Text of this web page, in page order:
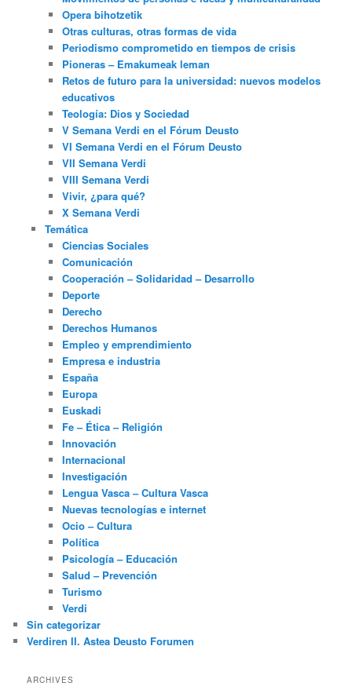
Opera bihotzetik
Otras culturas, otras formas de vida
Periodismo comprometido en tiempos de crisis
Pioneras – Emakumeak leman
Retos de futuro para la universidad: nuevos modelos
educativos
Teología: Dios y Sociedad
V Semana Verdi en el Fórum Deusto
VI Semana Verdi en el Fórum Deusto
VII Semana Verdi
VIII Semana Verdi
Vivir, ¿para qué?
X Semana Verdi
Temática
Ciencias Sociales
Comunicación
Cooperación – Solidaridad – Desarrollo
Deporte
Derecho
Derechos Humanos
Empleo y emprendimiento
Empresa e industria
España
Europa
Euskadi
Fe – Ética – Religión
Innovación
Internacional
Investigación
Lengua Vasca – Cultura Vasca
Nuevas tecnologías e internet
Ocio – Cultura
Política
Psicología – Educación
Salud – Prevención
Turismo
Verdi
Sin categorizar
Verdiren II. Astea Deusto Forumen
ARCHIVES